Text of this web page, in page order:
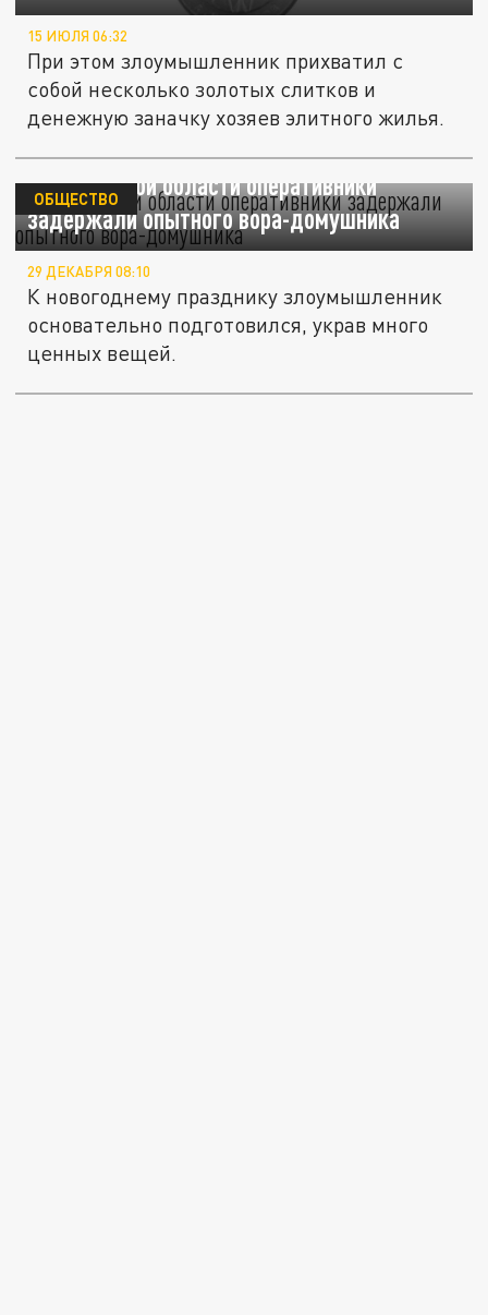
15 ИЮЛЯ 06:32
При этом злоумышленник прихватил с
собой несколько золотых слитков и
денежную заначку хозяев элитного жилья.
В Ростовской области оперативники
задержали опытного вора-домушника
ОБЩЕСТВО
29 ДЕКАБРЯ 08:10
К новогоднему празднику злоумышленник
основательно подготовился, украв много
ценных вещей.